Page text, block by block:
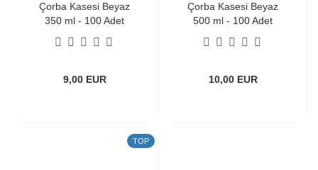
Çorba Kasesi Beyaz
350 ml - 100 Adet
9,00 EUR
Çorba Kasesi Beyaz
500 ml - 100 Adet
10,00 EUR
TOP